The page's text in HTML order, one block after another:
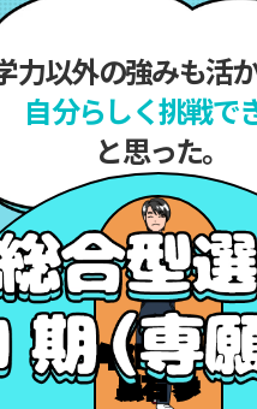
文学部日本文学科
黒石 歩
力以外の強みも活
自分らしく挑戦で
と思った。